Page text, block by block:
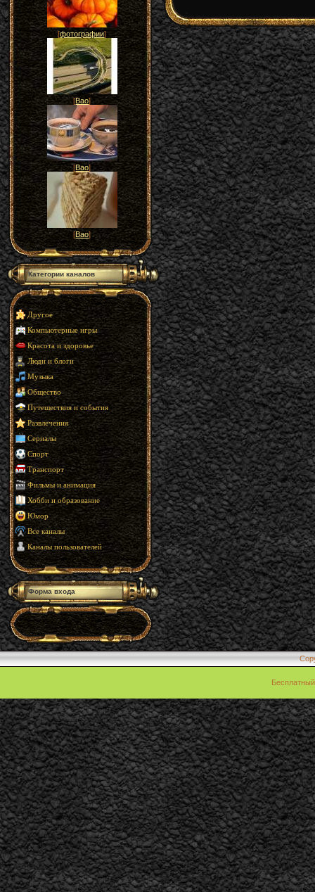
[фотографии]
[Вао]
[Вао]
[Вао]
Категории каналов
Другое
Компьютерные игры
Красота и здоровье
Люди и блоги
Музыка
Общество
Путешествия и события
Развлечения
Сериалы
Спорт
Транспорт
Фильмы и анимация
Хобби и образование
Юмор
Все каналы
Каналы пользователей
Форма входа